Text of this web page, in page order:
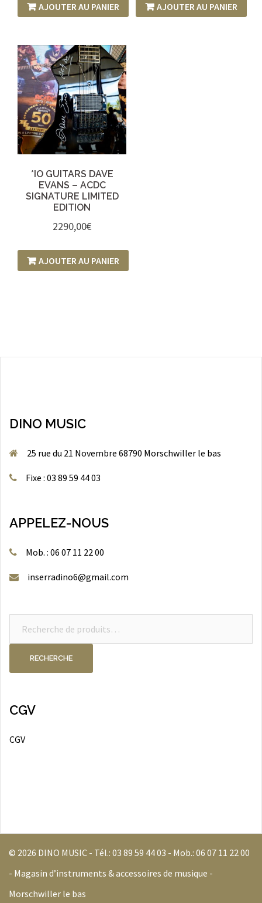
AJOUTER AU PANIER AJOUTER AU PANIER
*IO GUITARS DAVE
EVANS – ACDC
SIGNATURE LIMITED
EDITION
2290,00€
AJOUTER AU PANIER
DINO MUSIC
25 rue du 21 Novembre 68790 Morschwiller le bas
Fixe : 03 89 59 44 03
APPELEZ-NOUS
Mob. : 06 07 11 22 00
inserradino6@gmail.com
RECHERCHE
CGV
CGV
© 2026 DINO MUSIC - Tél.: 03 89 59 44 03 - Mob.: 06 07 11 22 00
- Magasin d’instruments & accessoires de musique -
Morschwiller le bas